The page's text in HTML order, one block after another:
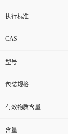
执行标准
CAS
型号
包装规格
有效物质含量
含量